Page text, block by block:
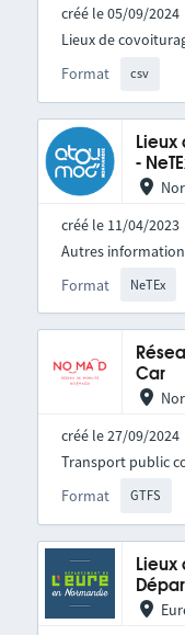
créé le 05/09/2024
Format csv
Lieux de
-
créé le 11/04/2023
Format NeTEx
Autres
Car
créé le 27/09/2024
Format GTFS
Transport public
Lieux